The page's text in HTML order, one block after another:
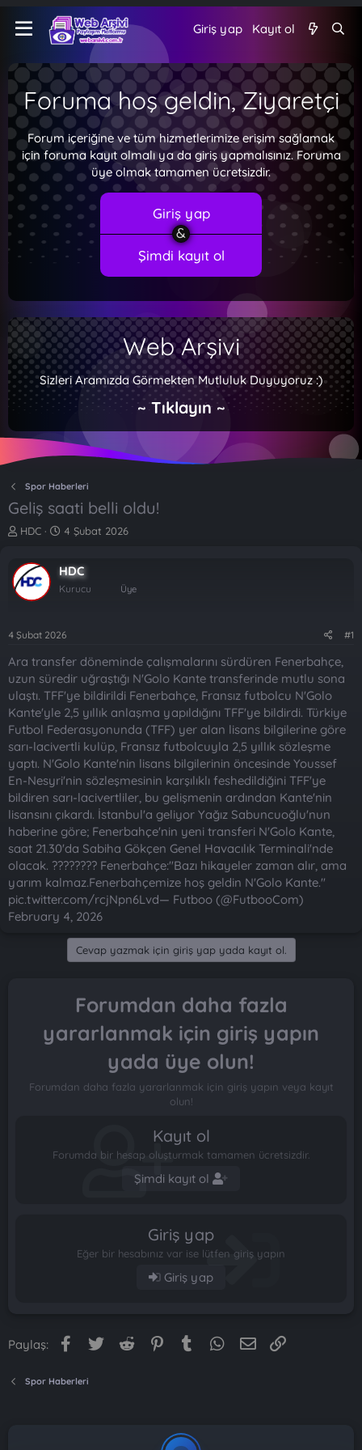
Giriş yap Kayıt ol
Foruma hoş geldin, Ziyaretçi
Forum içeriğine ve tüm hizmetlerimize erişim sağlamak
için foruma kayıt olmalı ya da giriş yapmalısınız. Foruma
üye olmak tamamen ücretsizdir.
Giriş yap
Şimdi kayıt ol
Web Arşivi
Sizleri Aramızda Görmekten Mutluluk Duyuyoruz :)
~ Tıklayın ~
Spor Haberleri
Geliş saati belli oldu!
K
b
u
y
b
ş
l
a
n
HDC
B
l
a
ı
t
a
r
h
i
4 Şubat 2026
HDC
Kurucu Üye
4 Şubat 2026 #1
Ara transfer döneminde çalışmalarını sürdüren Fenerbahçe,
uzun süredir uğraştığı N'Golo Kante transferinde mutlu sona
ulaştı. TFF'ye bildirildi Fenerbahçe, Fransız futbolcu N'Golo
Kante'yle 2,5 yıllık anlaşma yapıldığını TFF'ye bildirdi. Türkiye
Futbol Federasyonunda (TFF) yer alan lisans bilgilerine göre
sarı-lacivertli kulüp, Fransız futbolcuyla 2,5 yıllık sözleşme
yaptı. N'Golo Kante'nin lisans bilgilerinin öncesinde Youssef
En-Nesyri'nin sözleşmesinin karşılıklı feshedildiğini TFF'ye
bildiren sarı-lacivertliler, bu gelişmenin ardından Kante'nin
lisansını çıkardı. İstanbul'a geliyor Yağız Sabuncuoğlu'nun
haberine göre; Fenerbahçe'nin yeni transferi N'Golo Kante,
saat 21.30'da Sabiha Gökçen Genel Havacılık Terminali'nde
olacak. ???????? Fenerbahçe:"Bazı hikayeler zaman alır, ama
yarım kalmaz.Fenerbahçemize hoş geldin N'Golo Kante."
pic.twitter.com/rcjNpn6Lvd— Futboo (@FutbooCom)
February 4, 2026
Cevap yazmak için giriş yap yada kayıt ol.
Forumdan daha fazla
yararlanmak için giriş yapın
yada üye olun!
Forumdan daha fazla yararlanmak için giriş yapın veya kayıt
olun!
Kayıt ol
Forumda bir hesap oluşturmak tamamen ücretsizdir.
Şimdi kayıt ol
Giriş yap
Eğer bir hesabınız var ise lütfen giriş yapın
Giriş yap
Paylaş: Facebook
Twitter Reddit PinterestTumblr WhatsApp
E-posta
Spor Haberleri